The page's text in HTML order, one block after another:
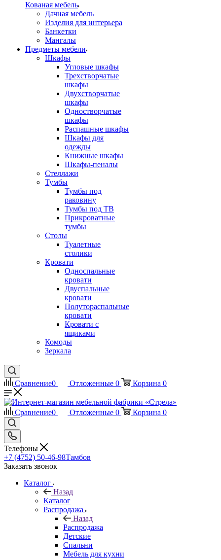
Кованая мебель
Дачная мебель
Изделия для интерьера
Банкетки
Мангалы
Предметы мебели
Шкафы
Угловые шкафы
Трехстворчатые
шкафы
Двухстворчатые
шкафы
Одностворчатые
шкафы
Распашные шкафы
Шкафы для
одежды
Книжные шкафы
Шкафы-пеналы
Стеллажи
Тумбы
Тумбы под
раковину
Тумбы под ТВ
Прикроватные
тумбы
Столы
Туалетные
столики
Кровати
Односпальные
кровати
Двуспальные
кровати
Полутораспальные
кровати
Кровати с
ящиками
Комоды
Зеркала
Сравнение0 Отложенные 0 Корзина 0
Сравнение0 Отложенные 0 Корзина 0
Телефоны
+7 (4752) 50-46-98Тамбов
Заказать звонок
Каталог
Назад
Каталог
Распродажа
Назад
Распродажа
Детские
Спальни
Мебель для кухни